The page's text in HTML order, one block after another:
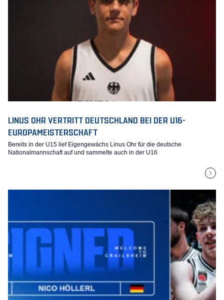
LINUS OHR VERTRITT DEUTSCHLAND BEI DER U16-
EUROPAMEISTERSCHAFT
Bereits in der U15 lief Eigengewächs Linus Ohr für die deutsche
Nationalmannschaft auf und sammelte auch in der U16